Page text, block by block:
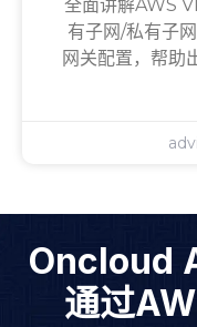
全面讲解AWS
有子网/私有子
网关配置，帮助
Oncloud
通过